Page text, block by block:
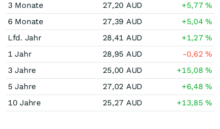
3 Monate
27,20 AUD +5,77%
6 Monate
27,39 AUD +5,04%
Lfd. Jahr
28,41 AUD +1,27%
1 Jahr
28,95 AUD -0,62%
3 Jahre
25,00 AUD +15,08%
5 Jahre
27,02 AUD +6,48%
10 Jahre
25,27 AUD +13,85%